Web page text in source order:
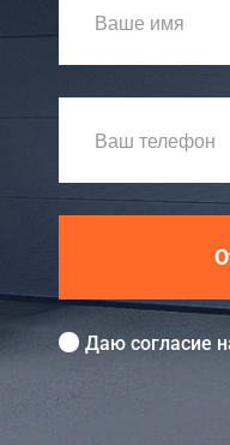
Даю согласие